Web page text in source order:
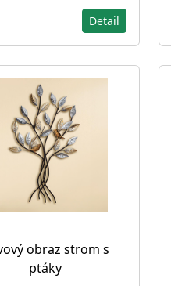
Detail
obraz strom s
ptáky